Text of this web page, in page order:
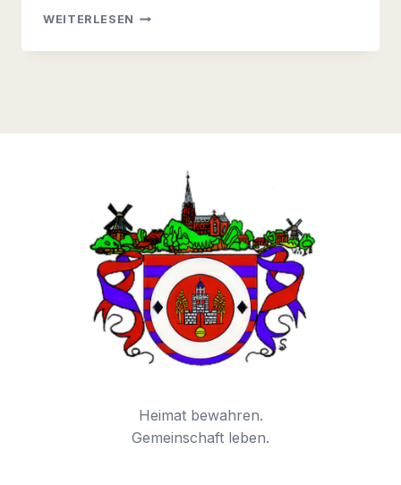
WEITERLESEN EINLADUNG
HAUPTVERSAMMLUNG
Heimat bewahren.
Gemeinschaft leben.